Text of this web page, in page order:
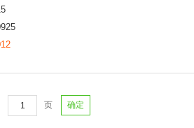
页 确定